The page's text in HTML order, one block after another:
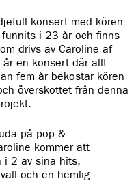
konsert med kören
funnits i 23 år och finns
drivs av Caroline af
år en konsert där allt
fem år bekostar kören
överskottet från denna
på pop &
kommer att
i 2 av sina hits,
och en hemlig